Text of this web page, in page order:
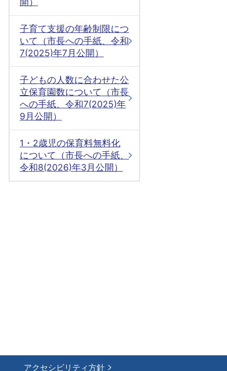
子育て支援の年齢制限につ
いて（市長への手紙、令和
7(2025)年7月公開）
子どもの人数に合わせた公
立保育園数について（市長
への手紙、令和7(2025)年
9月公開）
1・2歳児の保育料無料化
について（市長への手紙、
令和8(2026)年3月公開）
アクセシビリティ方針